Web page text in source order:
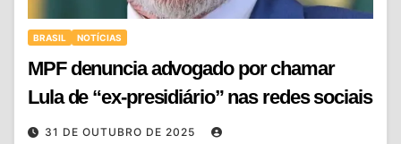
BRASIL NOTÍCIAS
MPF denuncia advogado por chamar
Lula de “ex-presidiário” nas redes sociais
31 DE OUTUBRO DE 2025